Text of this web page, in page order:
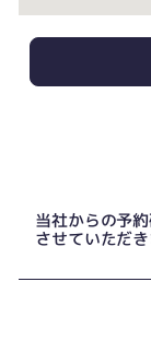
当社からの予
させていただき